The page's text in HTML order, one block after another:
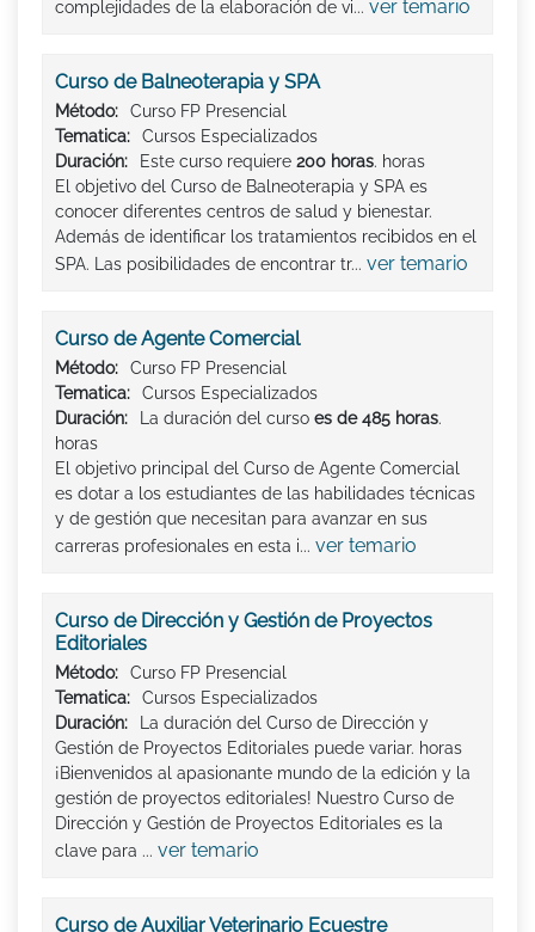
complejidades de la elaboración de vi... ver temario
Curso de Balneoterapia y SPA
Método:
Curso FP Presencial
Tematica:
Cursos Especializados
Duración:
Este curso requiere 200 horas. horas
El objetivo del Curso de Balneoterapia y SPA es
conocer diferentes centros de salud y bienestar.
Además de identificar los tratamientos recibidos en el
SPA. Las posibilidades de encontrar tr... ver temario
Curso de Agente Comercial
Método:
Curso FP Presencial
Tematica:
Cursos Especializados
Duración:
La duración del curso es de 485 horas.
horas
El objetivo principal del Curso de Agente Comercial
es dotar a los estudiantes de las habilidades técnicas
y de gestión que necesitan para avanzar en sus
carreras profesionales en esta i... ver temario
Curso de Dirección y Gestión de Proyectos
Editoriales
Método:
Curso FP Presencial
Tematica:
Cursos Especializados
Duración:
La duración del Curso de Dirección y
Gestión de Proyectos Editoriales puede variar. horas
¡Bienvenidos al apasionante mundo de la edición y la
gestión de proyectos editoriales! Nuestro Curso de
Dirección y Gestión de Proyectos Editoriales es la
clave para ... ver temario
Curso de Auxiliar Veterinario Ecuestre